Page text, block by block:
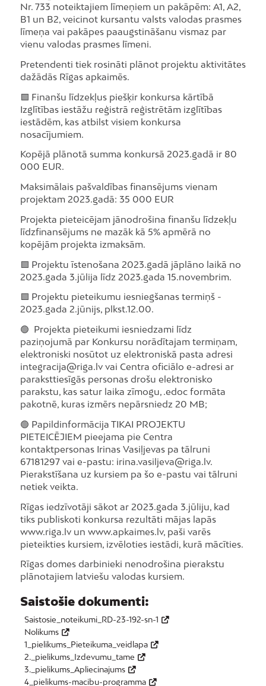
Nr. 733 noteiktajiem līmeņiem un pakāpēm: A1, A2,
B1 un B2, veicinot kursantu valsts valodas prasmes
līmeņa vai pakāpes paaugstināšanu vismaz par
vienu valodas prasmes līmeni.
Pretendenti tiek rosināti plānot projektu aktivitātes
dažādās Rīgas apkaimēs.
🟩 Finanšu līdzekļus piešķir konkursa kārtībā
Izglītības iestāžu reģistrā reģistrētām izglītības
iestādēm, kas atbilst visiem konkursa
nosacījumiem.
Kopējā plānotā summa konkursā 2023.gadā ir 80
000 EUR.
Maksimālais pašvaldības finansējums vienam
projektam 2023.gadā: 35 000 EUR
Projekta pieteicējam jānodrošina finanšu līdzekļu
līdzfinansējums ne mazāk kā 5% apmērā no
kopējām projekta izmaksām.
🟩 Projektu īstenošana 2023.gadā jāplāno laikā no
2023.gada 3.jūlija līdz 2023.gada 15.novembrim.
🟩 Projektu pieteikumu iesniegšanas termiņš -
2023.gada 2.jūnijs, plkst.12.00.
🟢 Projekta pieteikumi iesniedzami līdz
paziņojumā par Konkursu norādītajam termiņam,
elektroniski nosūtot uz elektroniskā pasta adresi
integracija@riga.lv vai Centra oficiālo e-adresi ar
paraksttiesīgās personas drošu elektronisko
parakstu, kas satur laika zīmogu, .edoc formāta
pakotnē, kuras izmērs nepārsniedz 20 MB;
🟢 Papildinformācija TIKAI PROJEKTU
PIETEICĒJIEM pieejama pie Centra
kontaktpersonas Irinas Vasiļjevas pa tālruni
67181297 vai e-pastu: irina.vasiljeva@riga.lv.
Pierakstīšana uz kursiem pa šo e-pastu vai tālruni
netiek veikta.
Rīgas iedzīvotāji sākot ar 2023.gada 3.jūliju, kad
tiks publiskoti konkursa rezultāti mājas lapās
www.riga.lv un www.apkaimes.lv, paši varēs
pieteikties kursiem, izvēloties iestādi, kurā mācīties.
Rīgas domes darbinieki nenodrošina pierakstu
plānotajiem latviešu valodas kursiem.
Saistošie dokumenti:
Saistosie_noteikumi_RD-23-192-sn-1
Nolikums
1_pielikums_Pieteikuma_veidlapa
2._pielikums_Izdevumu_tame
3._pielikums_Apliecinajums
4_pielikums-macibu-programma